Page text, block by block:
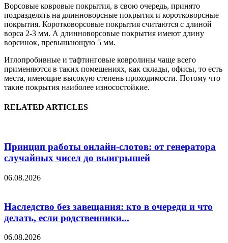
Ворсовые ковровые покрытия, в свою очередь, принято
подразделять на длинноворсные покрытия и коротковорсные
покрытия. Коротковорсовые покрытия считаются с длиной
ворса 2-3 мм. А длинноворсовые покрытия имеют длину
ворсинок, превышающую 5 мм.
Иглопробивные и тафтинговые ковролины чаще всего
применяются в таких помещениях, как склады, офисы, то есть
места, имеющие высокую степень проходимости. Потому что
такие покрытия наиболее износостойкие.
RELATED ARTICLES
Принцип работы онлайн-слотов: от генератора
случайных чисел до выигрышей
06.08.2026
Наследство без завещания: кто в очереди и что
делать, если родственники...
06.08.2026